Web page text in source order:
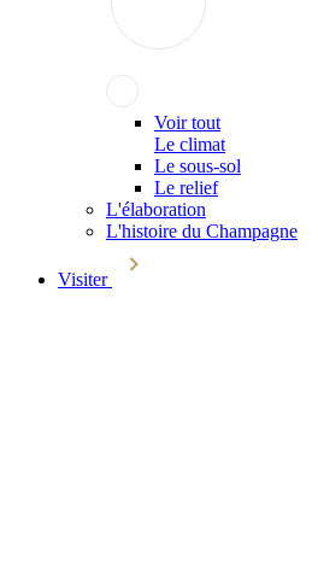
Voir tout
Le climat
Le sous-sol
Le relief
L'élaboration
L'histoire du Champagne
Visiter